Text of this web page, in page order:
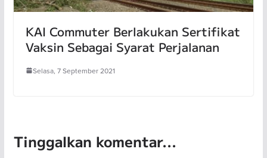
KAI Commuter Berlakukan Sertifikat
Vaksin Sebagai Syarat Perjalanan
Selasa, 7 September 2021
Tinggalkan komentar...